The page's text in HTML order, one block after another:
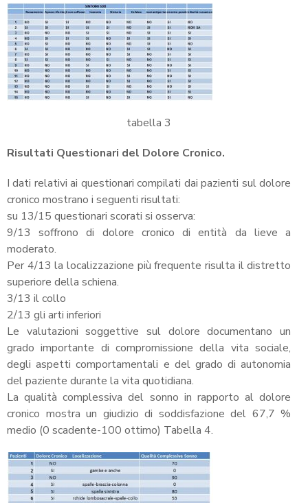
tabella 3
Risultati Questionari del Dolore Cronico.
I dati relativi ai questionari compilati dai pazienti sul dolore
cronico mostrano i seguenti risultati:
su 13/15 questionari scorati si osserva:
9/13 soffrono di dolore cronico di entità da lieve a
moderato.
Per 4/13 la localizzazione più frequente risulta il distretto
superiore della schiena.
3/13 il collo
2/13 gli arti inferiori
Le valutazioni soggettive sul dolore documentano un
grado importante di compromissione della vita sociale,
degli aspetti comportamentali e del grado di autonomia
del paziente durante la vita quotidiana.
La qualità complessiva del sonno in rapporto al dolore
cronico mostra un giudizio di soddisfazione del 67,7 %
medio (0 scadente-100 ottimo) Tabella 4.